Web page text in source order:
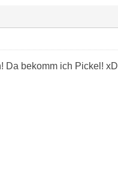
Da bekomm ich Pickel! xD